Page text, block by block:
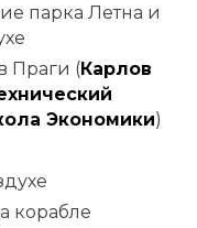
парка Летна и
Праги (Карлов
Экономики)
корабле